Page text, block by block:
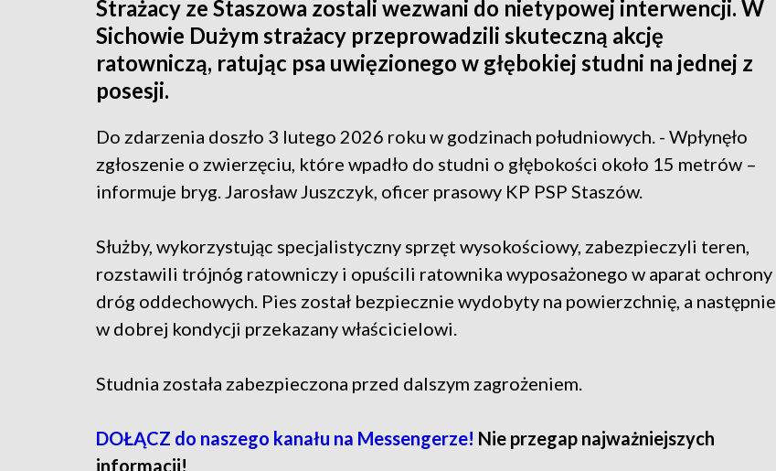
Strażacy ze Staszowa zostali wezwani do nietypowej interwencji. W
Sichowie Dużym strażacy przeprowadzili skuteczną akcję
ratowniczą, ratując psa uwięzionego w głębokiej studni na jednej z
posesji.
Do zdarzenia doszło 3 lutego 2026 roku w godzinach południowych. - Wpłynęło
zgłoszenie o zwierzęciu, które wpadło do studni o głębokości około 15 metrów –
informuje bryg. Jarosław Juszczyk, oficer prasowy KP PSP Staszów.
Służby, wykorzystując specjalistyczny sprzęt wysokościowy, zabezpieczyli teren,
rozstawili trójnóg ratowniczy i opuścili ratownika wyposażonego w aparat ochrony
dróg oddechowych. Pies został bezpiecznie wydobyty na powierzchnię, a następnie
w dobrej kondycji przekazany właścicielowi.
Studnia została zabezpieczona przed dalszym zagrożeniem.
DOŁĄCZ do naszego kanału na Messengerze! Nie przegap najważniejszych
informacji!